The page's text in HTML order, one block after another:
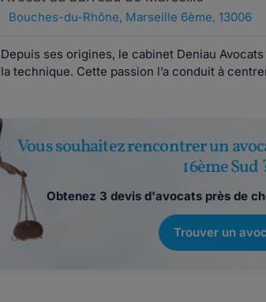
Bouches-du-Rhône, Marseille 6ème, 13006
Depuis ses origines, le cabinet Deniau
la technique. Cette passion l’a conduit à
Vous souhaitez rencontrer un
16ème Sud
Obtenez 3 devis d'avocats près de
Trouver un